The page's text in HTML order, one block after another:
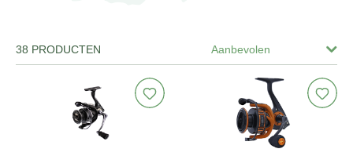
Aanbevolen
38 PRODUCTEN